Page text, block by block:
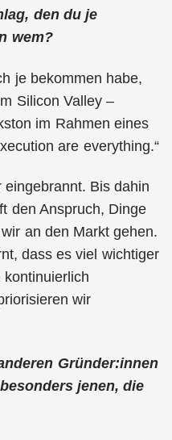
den du je
wem?
je bekommen habe,
Silicon Valley –
im Rahmen eines
are everything.“
Bis dahin
den Anspruch, Dinge
an den Markt gehen.
dass es viel wichtiger
wir
Gründer:innen
jenen, die